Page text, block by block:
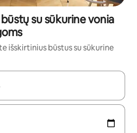
su sūkurine vonia
išskirtinius būstus su sūkurine
rezultatai, juos naršyti galite